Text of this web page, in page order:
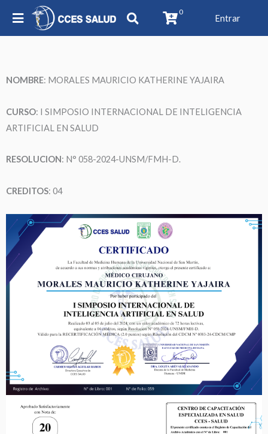
0
Entrar
NOMBRE: MORALES MAURICIO KATHERINE YAJAIRA
CURSO: I SIMPOSIO INTERNACIONAL DE INTELIGENCIA
ARTIFICIAL EN SALUD
RESOLUCION: N° 058-2024-UNSM/FMH-D.
CREDITOS: 04